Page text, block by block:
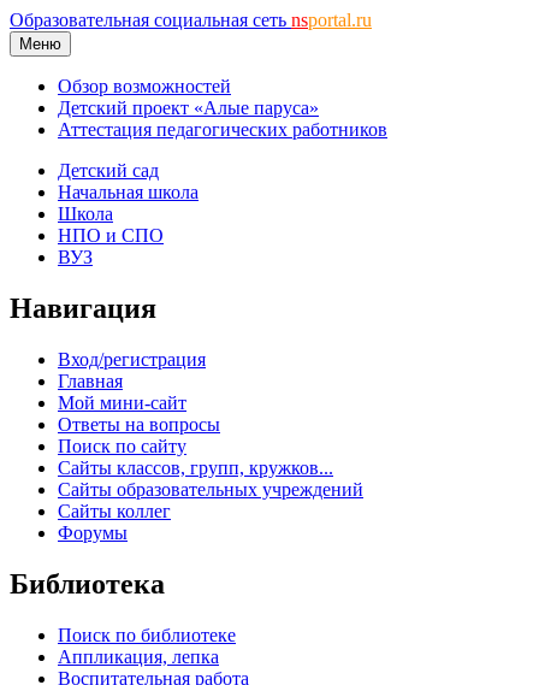
Образовательная социальная сеть nsportal.ru
Меню
Обзор возможностей
Детский проект «Алые паруса»
Аттестация педагогических работников
Детский сад
Начальная школа
Школа
НПО и СПО
ВУЗ
Навигация
Вход/регистрация
Главная
Мой мини-сайт
Ответы на вопросы
Поиск по сайту
Сайты классов, групп, кружков...
Сайты образовательных учреждений
Сайты коллег
Форумы
Библиотека
Поиск по библиотеке
Аппликация, лепка
Воспитательная работа